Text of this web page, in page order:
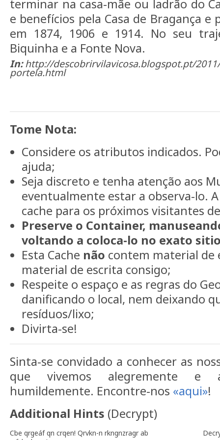
terminar na casa-mãe ou ladrão do
e benefícios pela Casa de Bragança e
em 1874, 1906 e 1914. No seu
Biquinha e a Fonte Nova.
In:http://descobrirvilavicosa.blogspot.pt/
portela.html
Tome Nota:
Considere os atributos indicados.
ajuda;
Seja discreto e tenha atenção aos
eventualmente estar a observa-lo.
cache para os próximos visitantes
Preserve o Container,
voltando a coloca-lo no exato
Esta Cache não contem material de
material de escrita consigo;
Respeite o espaço e as regras do
danificando o local, nem deixando
resíduos/lixo;
Divirta-se!
Sinta-se convidado a conhecer as
que vivemos alegremente e
humildemente. Encontre-nos «aqui»!
Additional Hints (Decrypt)
Cbe qrgeáf qn crqen! Qrvkn-n rkngnzragr ab